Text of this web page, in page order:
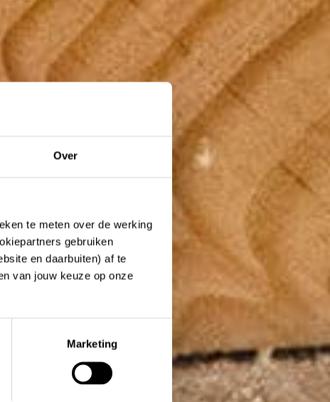
Over
te meten over de werking
gebruiken
en daarbuiten) af te
van jouw keuze op onze
Marketing